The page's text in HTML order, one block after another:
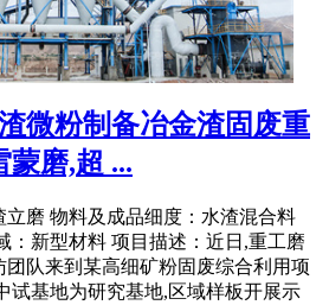
微粉制备冶金渣固废重
蒙磨,超 ...
立磨 物料及成品细度：水渣混合料
：新型材料 项目描述：近日,重工磨
团队来到某高细矿粉固废综合利用项
试基地为研究基地,区域样板开展示